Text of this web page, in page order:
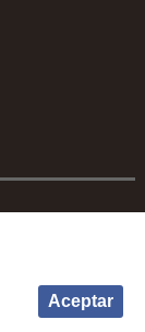
Síguenos
Aceptar